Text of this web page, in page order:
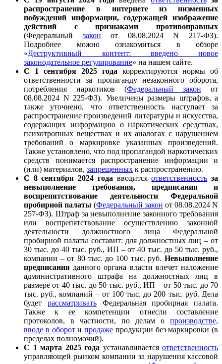
распространение в интернете из низменных
побуждений информации, содержащей изображение
действий с признаками противоправных
(Федеральный закон от 08.08.2024 N 217-ФЗ).
Подробнее можно ознакомиться в обзоре
«Деструктивный контент: введено новое
законодательное регулирование» на нашем сайте.
С 1 сентября 2025 года корректируются нормы об
ответственности за пропаганду незаконного оборота,
потребления наркотиков (Федеральный закон от
08.08.2024 N 225-ФЗ). Увеличены размеры штрафов, а
также уточнено, что ответственность наступает за
распространение произведений литературы и искусства,
содержащих информацию о наркотических средствах,
психотропных веществах и их аналогах с нарушением
требований о маркировке указанных произведений.
Также установлено, что под пропагандой наркотических
средств понимается распространение информации и
(или) материалов, запрещенных к распространению.
С 8 сентября 2024 года вводитсяответственность за
невыполнение требования, предписания и
воспрепятствование деятельности Федеральной
пробирной палаты (Федеральный закон от 08.08.2024 N
257-ФЗ). Штраф за невыполнение законного требования
или воспрепятствование осуществлению законной
деятельности должностного лица Федеральной
пробирной палаты составит: для должностных лиц – от
30 тыс. до 40 тыс. руб., ИП – от 40 тыс. до 50 тыс. руб.,
компании – от 80 тыс. до 100 тыс. руб. Невыполнение
предписания данного органа власти влечет наложение
административного штрафа на должностных лиц в
размере от 40 тыс. до 50 тыс. руб., ИП – от 50 тыс. до 70
тыс. руб., компаний – от 100 тыс. до 200 тыс. руб. Дела
будет рассматриватьФедеральная пробирная палата.
Также к ее компетенции отнесли составление
протоколов, в частности, по делам о производстве,
вводе в обороти продаже продукции без маркировки (в
пределах полномочий).
С 1 марта 2025 года устанавливается ответственность
управляющей рынком компании за нарушения кассовой